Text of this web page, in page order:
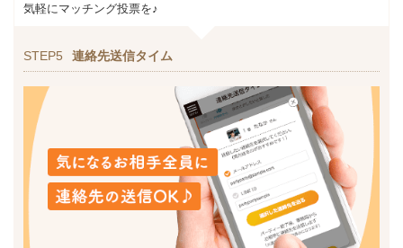
気軽にマッチング投票を♪
STEP5 連絡先送信タイム